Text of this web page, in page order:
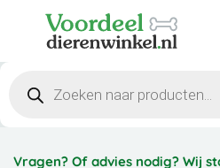
inhoud
zoeken
Vragen? Of advies nodig? Wij